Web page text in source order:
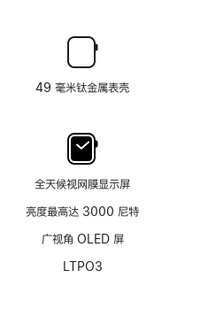
49 毫米钛金属表壳
全天候视网膜显示屏
亮度最高达 3000 尼特
广视角 OLED 屏
LTPO3